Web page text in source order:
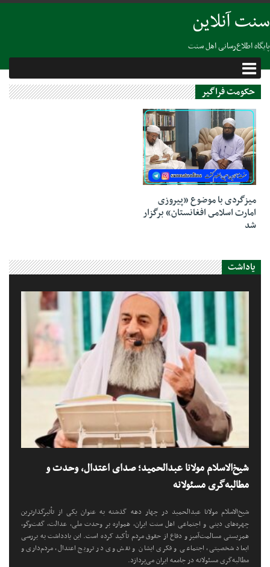
سنت آنلاین
پایگاه اطلاع‌رسانی اهل سنت
حکومت فراگیر
12 سپتامبر 2021
میزگردی با موضوع «پیروزی
امارت اسلامى افغانستان» برگزار
شد
یاداشت
شیخ‌الاسلام مولانا عبدالحمید؛ صدای اعتدال، وحدت و
مطالبه‌گری مسئولانه
شیخ‌الاسلام مولانا عبدالحمید در چهار دهه گذشته به عنوان یکی از تأثیرگذارترین
چهره‌های دینی و اجتماعی اهل سنت ایران، همواره بر وحدت ملی، عدالت، گفت‌وگو،
همزیستی مسالمت‌آمیز و دفاع از حقوق مردم تأکید کرده است. این یادداشت به بررسی
ابعاد شخصیتی، اجتماعی و فکری ایشان و نقش وی در ترویج اعتدال، مردم‌داری و
مطالبه‌گری مسئولانه در جامعه ایران می‌پردازد.